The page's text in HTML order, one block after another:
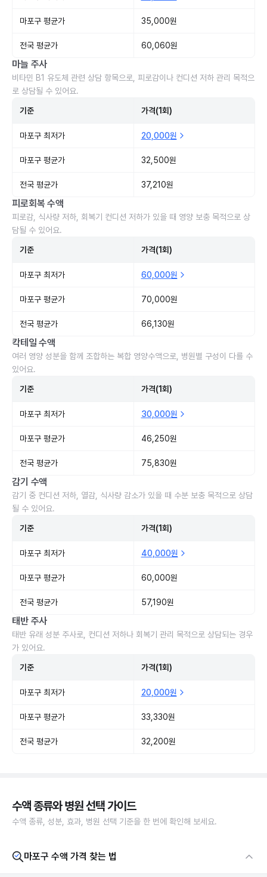
마포구 평균가 35,000원
전국 평균가 60,060원
마늘 주사
비타민 B1 유도체 관련 상담 항목으로, 피로감이나 컨디션 저하 관리 목적으
로 상담될 수 있어요.
기준 가격(1회)
마포구 최저가 20,000원
마포구 평균가 32,500원
전국 평균가 37,210원
피로회복 수액
피로감, 식사량 저하, 회복기 컨디션 저하가 있을 때 영양 보충 목적으로 상
담될 수 있어요.
기준 가격(1회)
마포구 최저가 60,000원
마포구 평균가 70,000원
전국 평균가 66,130원
칵테일 수액
여러 영양 성분을 함께 조합하는 복합 영양수액으로, 병원별 구성이 다를 수
있어요.
기준 가격(1회)
마포구 최저가 30,000원
마포구 평균가 46,250원
전국 평균가 75,830원
감기 수액
감기 중 컨디션 저하, 열감, 식사량 감소가 있을 때 수분 보충 목적으로 상담
될 수 있어요.
기준 가격(1회)
마포구 최저가 40,000원
마포구 평균가 60,000원
전국 평균가 57,190원
태반 주사
태반 유래 성분 주사로, 컨디션 저하나 회복기 관리 목적으로 상담되는 경우
가 있어요.
기준 가격(1회)
마포구 최저가 20,000원
마포구 평균가 33,330원
전국 평균가 32,200원
수액 종류와 병원 선택 가이드
수액 종류, 성분, 효과, 병원 선택 기준을 한 번에 확인해 보세요.
마포구 수액 가격 찾는 법